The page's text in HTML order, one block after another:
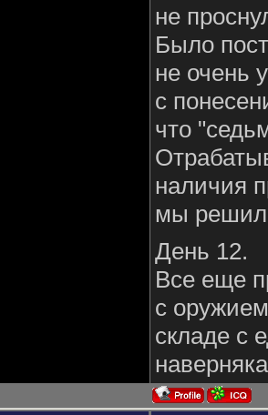
не
Было
не очень
с
что
наличия
мы
День 12.
Все еще
с
складе с